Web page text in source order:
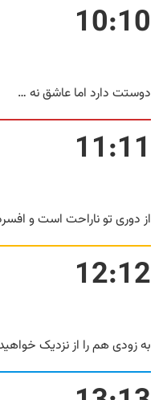
10:10
دوستت دارد اما عاشق نه …
11:11
از دوری تو ناراحت است و
12:12
به زودی هم را از نزدیک